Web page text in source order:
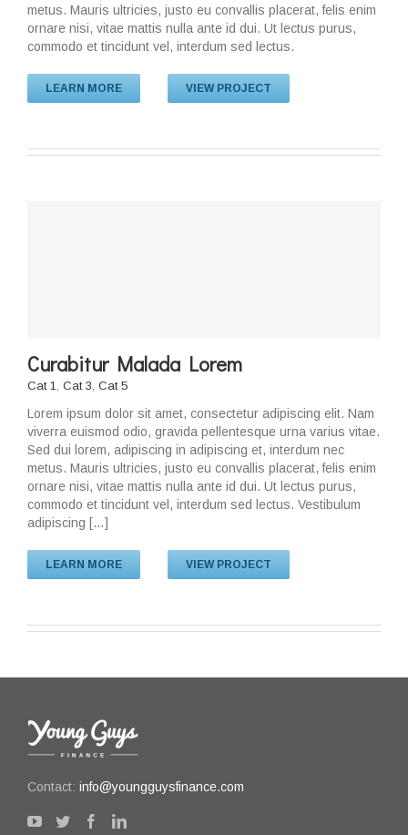
metus. Mauris ultricies, justo eu convallis placerat, felis enim
ornare nisi, vitae mattis nulla ante id dui. Ut lectus purus,
commodo et tincidunt vel, interdum sed lectus.
LEARN MORE VIEW PROJECT
Curabitur Malada Lorem
Cat 1, Cat 3, Cat 5
Lorem ipsum dolor sit amet, consectetur adipiscing elit. Nam
viverra euismod odio, gravida pellentesque urna varius vitae.
Sed dui lorem, adipiscing in adipiscing et, interdum nec
metus. Mauris ultricies, justo eu convallis placerat, felis enim
ornare nisi, vitae mattis nulla ante id dui. Ut lectus purus,
commodo et tincidunt vel, interdum sed lectus. Vestibulum
adipiscing […]
LEARN MORE VIEW PROJECT
Contact: info@youngguysfinance.com